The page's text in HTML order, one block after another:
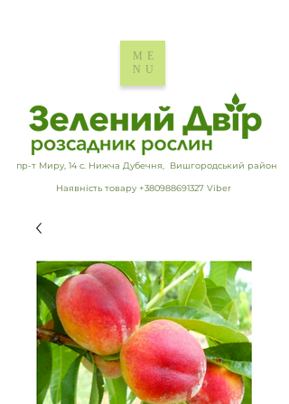
пр-т Миру, 14 с. Нижча Дубечня, Вишгородський район
Наявність товару +380988691327 Viber
ME
NU